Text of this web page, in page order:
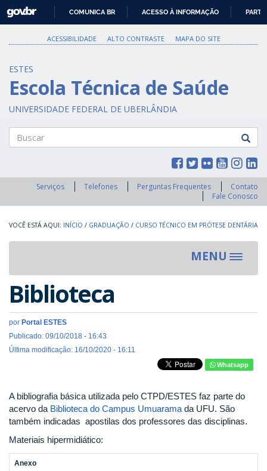
PARA
O
GOVBR
COMUNICA BR ACESSO À INFORMAÇÃO
ACESSIBILIDADE ALTO CONTRASTE MAPA DO SITE
ESTES
Escola Técnica de Saúde
UNIVERSIDADE FEDERAL DE UBERLÂNDIA
Serviços Telefones Perguntas Frequentes
Contato
Fale Conosco
INÍCIO / GRADUAÇÃO / CURSO TÉCNICO EM PRÓTESE DENTÁRIA
MENU
Toggle
Biblioteca
por Portal ESTES
Publicado: 09/10/2018 - 16:43
Última modificação: 16/10/2020 - 16:11
Whatsapp
A bibliografia básica utilizada pelo CTPD/ESTES faz parte do
acervo da Biblioteca do Campus Umuarama da UFU. São
também indicadas apostilas dos professores das disciplinas.
Materiais hipermidiático:
Anexo